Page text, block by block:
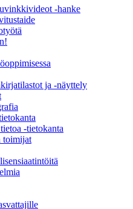
-hanke
ja -näyttely
-tietokanta
toimijat